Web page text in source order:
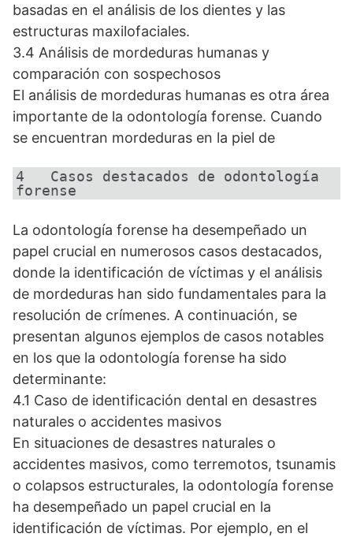
basadas en el análisis de los dientes y las
estructuras maxilofaciales.
3.4 Análisis de mordeduras humanas y
comparación con sospechosos
El análisis de mordeduras humanas es otra área
importante de la odontología forense. Cuando
se encuentran mordeduras en la piel de
4   Casos destacados de odontología
forense
La odontología forense ha desempeñado un
papel crucial en numerosos casos destacados,
donde la identificación de víctimas y el análisis
de mordeduras han sido fundamentales para la
resolución de crímenes. A continuación, se
presentan algunos ejemplos de casos notables
en los que la odontología forense ha sido
determinante:
4.1 Caso de identificación dental en desastres
naturales o accidentes masivos
En situaciones de desastres naturales o
accidentes masivos, como terremotos, tsunamis
o colapsos estructurales, la odontología forense
ha desempeñado un papel crucial en la
identificación de víctimas. Por ejemplo, en el